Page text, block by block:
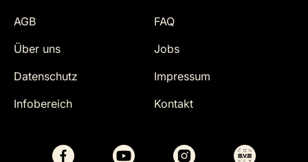
AGB
FAQ
Über uns
Jobs
Datenschutz
Impressum
Infobereich
Kontakt